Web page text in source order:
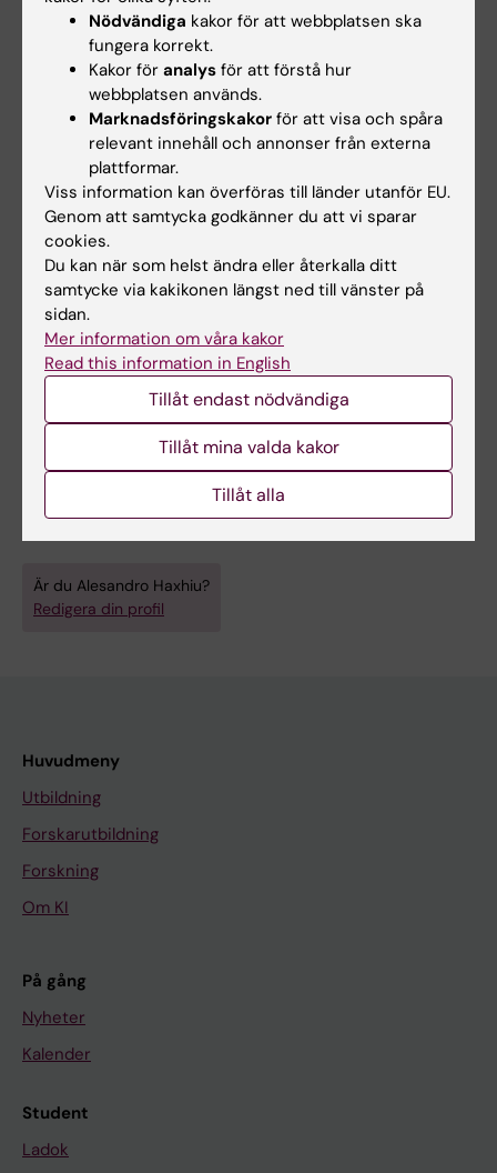
Milestone
Shaba E; Vantaggiato L; Governini L; Haxhiu A;
Sebastiani G; Fignani D; Grieco GE; Bergantini
L; Bini L; Landi C
Alla författare
JOURNAL ARTICLE:ANTIOXIDANTS.
2021;11(1):10
Oxidative Stress Measurement in
Frozen/Thawed Human Sperm: The Protective
Role of an In Vitro Treatment with Myo-Inositol
Ponchia R; Bruno A; Renzi A; Landi C; Shaba E;
Luongo FP; Haxhiu A; Artini PG; Luddi A;
Governini L; Piomboni P
Alla författare
JOURNAL ARTICLE:TISSUE & CELL.
2021;73:101656
Main actors behind the endometrial
receptivity and successful implantation
Governini L; Luongo FP; Haxhiu A; Piomboni P;
Är du Alesandro Haxhiu?
Redigera din profil
Huvudmeny
Utbildning
Forskarutbildning
Forskning
Om KI
På gång
Nyheter
Kalender
Student
Ladok
Nödvändiga kakor för att webbplatsen ska
fungera korrekt.
Kakor för analys för att förstå hur
webbplatsen används.
Marknadsföringskakor för att visa och spåra
relevant innehåll och annonser från externa
plattformar.
Viss information kan överföras till länder utanför EU.
Genom att samtycka godkänner du att vi sparar
cookies.
Du kan när som helst ändra eller återkalla ditt
samtycke via kakikonen längst ned till vänster på
sidan.
Mer information om våra kakor
Read this information in English
Tillåt endast nödvändiga
Tillåt mina valda kakor
Tillåt alla